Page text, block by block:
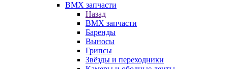
BMX запчасти
Назад
BMX запчасти
Баренды
Выносы
Грипсы
Звёзды и переходники